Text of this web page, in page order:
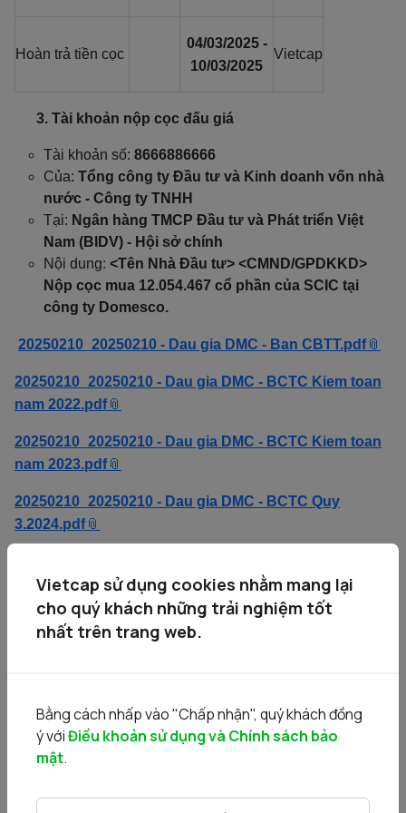
Hoàn trả tiền cọc
04/03/2025 -
10/03/2025
Vietcap
3. Tài khoản nộp cọc đấu giá
Tài khoản số: 8666886666
Của: Tổng công ty Đầu tư và Kinh doanh vốn nhà
nước - Công ty TNHH
Tại: Ngân hàng TMCP Đầu tư và Phát triển Việt
Nam (BIDV) - Hội sở chính
Nội dung: <Tên Nhà Đầu tư> <CMND/GPDKKD>
Nộp cọc mua 12.054.467 cổ phần của SCIC tại
công ty Domesco.
20250210_20250210 - Dau gia DMC - Ban CBTT.pdf
20250210_20250210 - Dau gia DMC - BCTC Kiem toan
nam 2022.pdf
20250210_20250210 - Dau gia DMC - BCTC Kiem toan
nam 2023.pdf
20250210_20250210 - Dau gia DMC - BCTC Quy
3.2024.pdf
4.2024.pdf
20250210_20250210 - Dau gia DMC - Dieu le DMC.pdf
20250210_20250210 - Dau gia DMC - Giay DKKD
DMC.pdf
Vietcap sử dụng cookies nhằm mang lại
cho quý khách những trải nghiệm tốt
nhất trên trang web.
Bằng cách nhấp vào "Chấp nhận", quý khách đồng
ý vớiĐiều khoản sử dụng và Chính sách bảo
mật.